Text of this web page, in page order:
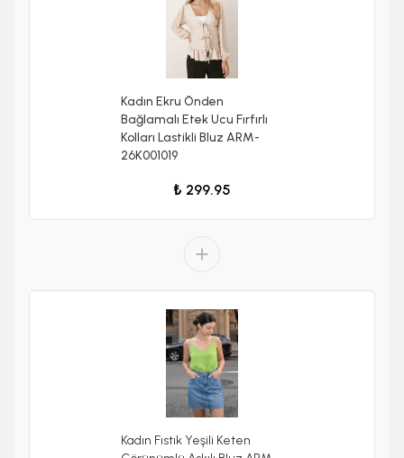
Kadın Ekru Önden
Bağlamalı Etek Ucu Fırfırlı
Kolları Lastikli Bluz ARM-
26K001019
₺ 299.95
Kadın Fıstık Yeşili Keten